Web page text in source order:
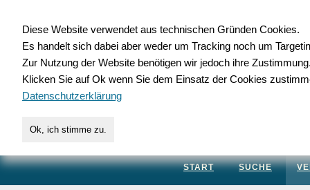
für Handwerk,
START SUCHE
Diese Website verwendet aus technischen Gründen Cookies.
Es handelt sich dabei aber weder um Tracking noch um
Zur Nutzung der Website benötigen wir jedoch ihre Zustimmung.
Klicken Sie auf Ok wenn Sie dem Einsatz der Cookies
Datenschutzerklärung
Ok, ich stimme zu.